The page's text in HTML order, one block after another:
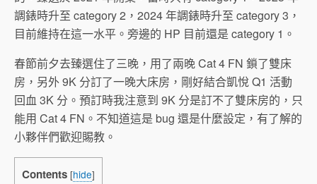
調錶時升至 category 2，2024 年調錶時升至 category 3，
目前維持在這一水平。旁邊的 HP 目前還是 category 1。
春節前夕去臻選住了三晚，用了兩晚 Cat 4 FN 鎖了雙床
房，另外 9K 分訂了一晚大床房，剛好結合凱悅 Q1 活動
回血 3K 分。預訂時我注意到 9K 分是訂不了雙床房的，只
能用 Cat 4 FN。不知道這是 bug 還是什麼設定，有了解的
小夥伴們歡迎賜教。
Contents [hide]